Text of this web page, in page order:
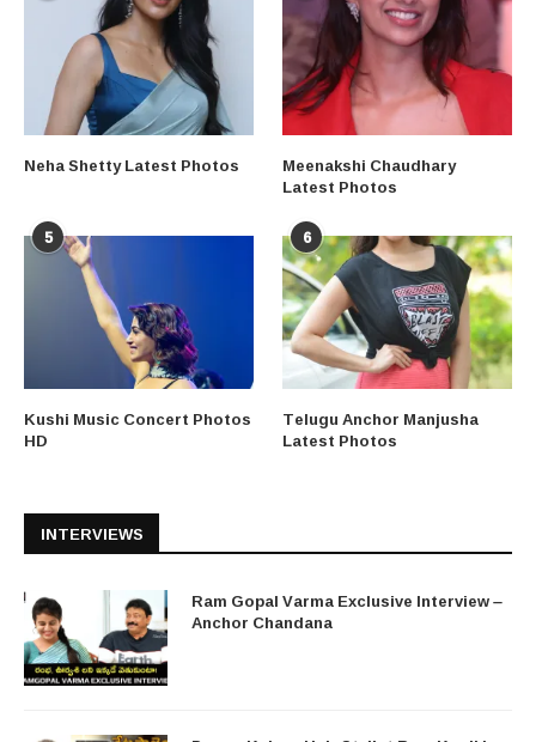
Neha Shetty Latest Photos Meenakshi Chaudhary
Latest Photos
5
Kushi Music Concert Photos
HD
6
Telugu Anchor Manjusha
Latest Photos
INTERVIEWS
Ram Gopal Varma Exclusive Interview –
Anchor Chandana